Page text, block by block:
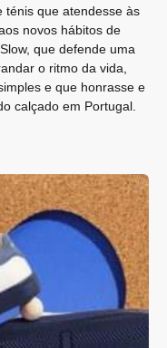
ténis que atendesse às
novos hábitos de
que defende uma
o ritmo da vida,
e que honrasse e
calçado em Portugal.